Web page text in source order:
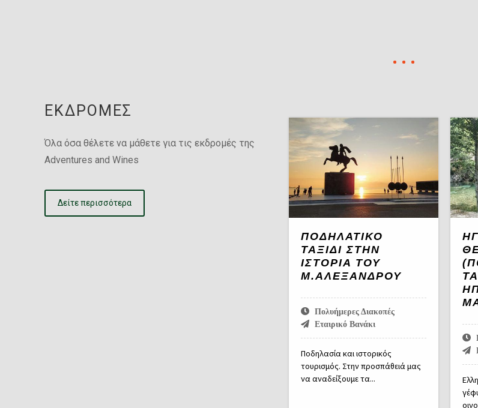
ΕΚΔΡΟΜΈΣ
Όλα όσα θέλετε να μάθετε για τις εκδρομές της
Adventures and Wines
Δείτε περισσότερα
ΠΟΔΗΛΑΤΙΚΌ
ΤΑΞΊΔΙ ΣΤΗΝ
ΙΣΤΟΡΊΑ ΤΟΥ
Μ.ΑΛΕΞΆΝΔΡΟΥ
Πολυήμερες Διακοπές
Εταιρικό Βανάκι
Ποδηλασία και ιστορικός
τουρισμός. Στην προσπάθειά μας
να αναδείξουμε τα...